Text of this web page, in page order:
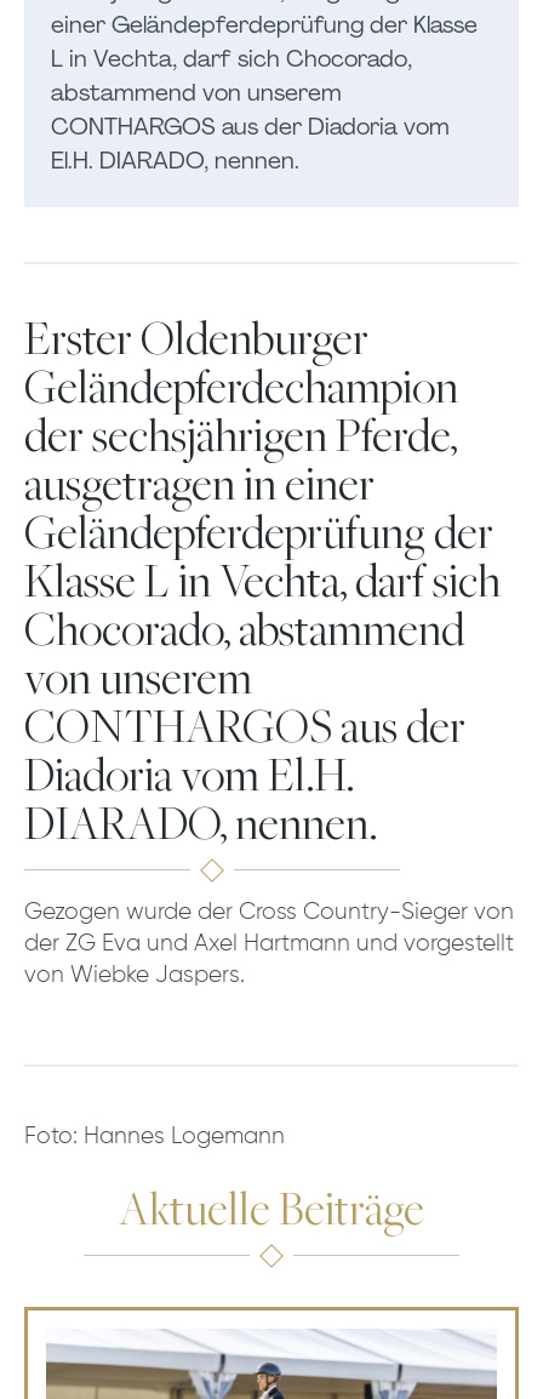
einer Geländepferdeprüfung der Klasse
L in Vechta, darf sich Chocorado,
abstammend von unserem
CONTHARGOS aus der Diadoria vom
El.H. DIARADO, nennen.
Erster Oldenburger
Geländepferdechampion
der sechsjährigen Pferde,
ausgetragen in einer
Geländepferdeprüfung der
Klasse L in Vechta, darf sich
Chocorado, abstammend
von unserem
CONTHARGOS aus der
Diadoria vom El.H.
DIARADO, nennen.
Gezogen wurde der Cross Country-Sieger von
der ZG Eva und Axel Hartmann und vorgestellt
von Wiebke Jaspers.
Foto: Hannes Logemann
Aktuelle Beiträge